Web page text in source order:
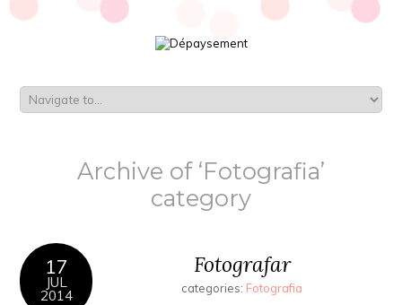
Archive of ‘Fotografia’
category
17
JUL
2014
Fotografar
categories: Fotografia